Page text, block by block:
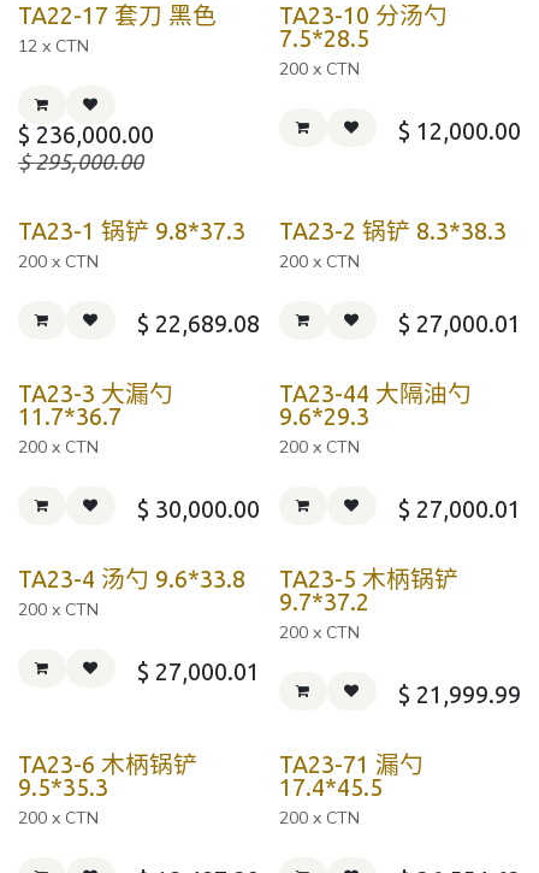
TA22-17 套刀 黑色
12 x CTN
$ 236,000.00
$295,000.00
TA23-10 分汤勺
7.5*28.5
200 x CTN
$ 12,000.00
TA23-1 锅铲 9.8*37.3
200 x CTN
$ 22,689.08
TA23-2 锅铲 8.3*38.3
200 x CTN
$ 27,000.01
TA23-3 大漏勺
11.7*36.7
200 x CTN
$ 30,000.00
TA23-44 大隔油勺
9.6*29.3
200 x CTN
$ 27,000.01
TA23-4 汤勺 9.6*33.8
200 x CTN
$ 27,000.01
TA23-5 木柄锅铲
9.7*37.2
200 x CTN
$ 21,999.99
TA23-6 木柄锅铲
9.5*35.3
200 x CTN
TA23-71 漏勺
17.4*45.5
200 x CTN